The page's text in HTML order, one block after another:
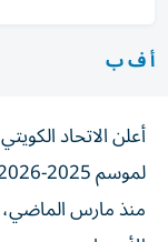
أ ف ب
أعلن الاتحاد
منذ مارس